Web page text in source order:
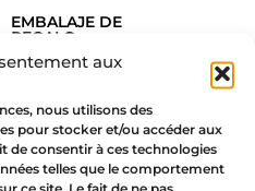
aux
nous utilisons des
pour stocker et/ou accéder aux
de consentir à ces technologies
telles que le comportement
ce site. Le fait de ne pas
EMBALAJE DE
REGALO
GRATUITO
PAGO SEGURO
GARANTIZADO